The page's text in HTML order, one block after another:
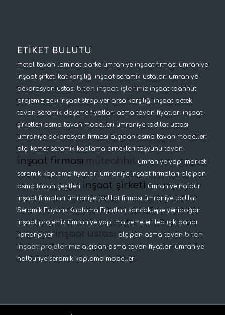
ETİKET BULUTU
metal tavan laminat parke ümraniye inşaat firması ümraniye
inşaat şirketi kat karşılığı inşaat seramik ustaları ümraniye
dekorasyon ustası biten inşaat işlerimiz inşaat taahhüt
projemiz zeki inşaat stropiyer arsa karşılığı inşaat petek
tavan seramik döşeme fiyatları asma tavan fiyatları inşaat
şirketleri asma tavan modelleri ümraniye tadilat ustası
ümraniye dekorasyon firması alçıpan asma tavan modelleri
alçı kemer seramik kaplama örnekleri taşyünü tavan
inşaat firması müteahhit ümraniye yapı market
seramik kaplama fiyatları ümraniye inşaat firmaları alçıpan
asma tavan çeşitleri inşaat şirketi ümraniye nalbur
inşaat firmaları ümraniye tadilat firması ümraniye tadilat
Seramik Fayans Kaplama Fiyatları sancaktepe yenidoğan
inşaat projemiz ümraniye yapı malzemeleri led ışık bandı
kartonpiyer inşaat ustası alçıpan asma tavan biten
inşaat projelerimiz alçıpan asma tavan fiyatları ümraniye
nalburiye seramik kaplama modelleri